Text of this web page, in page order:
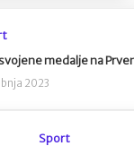
medalje na
2023
Sport